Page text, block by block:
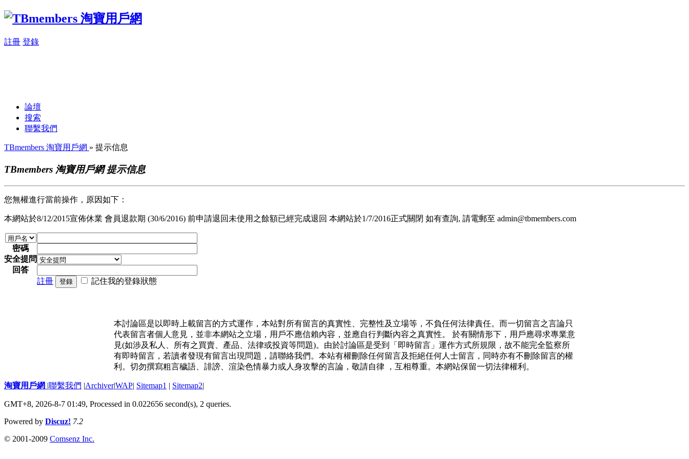
註冊 登錄
論壇
搜索
聯繫我們
TBmembers 淘寶用戶網 » 提示信息
TBmembers 淘寶用戶網 提示信息
您無權進行當前操作，原因如下：
本網站於8/12/2015宣佈休業 會員退款期 (30/6/2016) 前申請退回未使用之餘額已經完成退回 本網站於1/7/2016正式關閉 如有查詢, 請電郵至 admin@tbmembers.com
密碼
安全提問
回答
註冊
登錄 記住我的登錄狀態
本討論區是以即時上載留言的方式運作，本站對所有留言的真實性、完整性及立場等，不負任何法律責任。而一切留言之言論只
代表留言者個人意見，並非本網站之立場，用戶不應信賴內容，並應自行判斷內容之真實性。 於有關情形下，用戶應尋求專業意
見(如涉及私人、所有之買賣、產品、法律或投資等問題)。由於討論區是受到「即時留言」運作方式所規限，故不能完全監察所
有即時留言，若讀者發現有留言出現問題，請聯絡我們。本站有權刪除任何留言及拒絕任何人士留言，同時亦有不刪除留言的權
利。切勿撰寫粗言穢語、誹謗、渲染色情暴力或人身攻擊的言論，敬請自律 ，互相尊重。本網站保留一切法律權利。
淘寶用戶網 |聯繫我們 |Archiver|WAP| Sitemap1 | Sitemap2|
GMT+8, 2026-8-7 01:49, Processed in 0.022656 second(s), 2 queries.
Powered by Discuz! 7.2
© 2001-2009 Comsenz Inc.